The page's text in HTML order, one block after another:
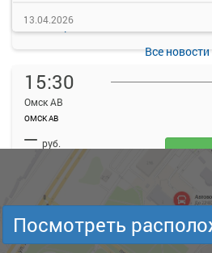
Детали рейса
15:30
Омск АВ
ОМСК АВ
Детали рейса
— руб.
13.04.2026
Все новости
Посмотреть